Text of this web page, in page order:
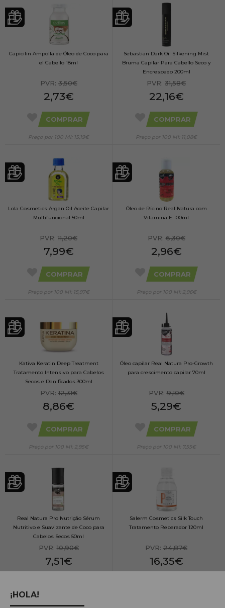
Capicilin Ampolla de Óleo de Coco para
el Cabello 18ml
PVR:3,50€
2,73€
COMPRAR
Preço por 100 Ml: 15,19€
Sebastian Dark Oil Silkening Mist
Bruma Capilar Para Cabello Seco y
Encrespado 200ml
PVR: 31,58€
22,16€
COMPRAR
Preço por 100 Ml: 11,08€
Lola Cosmetics Argan Oil Aceite Capilar
Multifuncional 50ml
PVR: 11,20€
7,99€
COMPRAR
Preço por 100 Ml: 15,97€
Óleo de Rícino Real Natura com
Vitamina E 100ml
PVR:6,30€
2,96€
COMPRAR
Preço por 100 Ml: 2,96€
Kativa Keratin Deep Treatment
Tratamento Intensivo para Cabelos
Secos e Danificados 300ml
PVR:12,31€
8,86€
COMPRAR
Preço por 100 Ml: 2,95€
Óleo capilar Real Natura Pro-Growth
para crescimento capilar 70ml
PVR:9,10€
5,29€
COMPRAR
Preço por 100 Ml: 7,55€
Real Natura Pro Nutrição Sérum
Nutritivo e Suavizante de Coco para
Cabelos Secos 50ml
PVR:10,90€
7,51€
Salerm Cosmetics Silk Touch
Tratamento Reparador 120ml
PVR: 24,87€
16,35€
¡HOLA!